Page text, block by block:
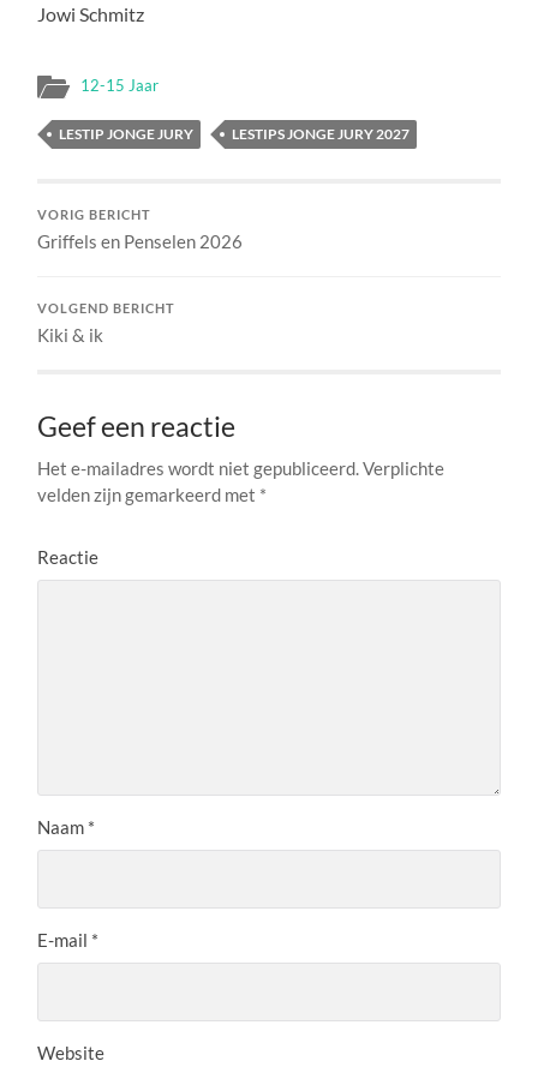
Jowi Schmitz
12-15 Jaar
LESTIP JONGE JURY LESTIPS JONGE JURY 2027
VORIG BERICHT
Griffels en Penselen 2026
VOLGEND BERICHT
Kiki & ik
Geef een reactie
Het e-mailadres wordt niet gepubliceerd. Verplichte
velden zijn gemarkeerd met *
Reactie
Naam *
E-mail *
Website